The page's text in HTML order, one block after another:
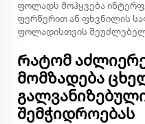
ფოლადს მოჰყვება
ფერწერით ან ფხვნილის
ფოლადისთვის
Რატომ
მომზადება
შემჭიდროებას